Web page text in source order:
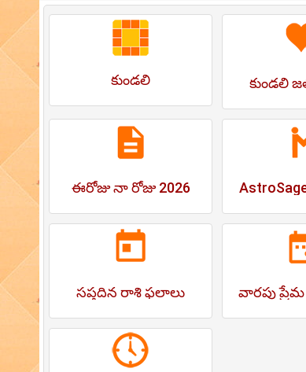
కుండలి కుండలి
ఈరోజు నా రోజు 2026
సప్తదిన రాశి ఫలాలు వారపు